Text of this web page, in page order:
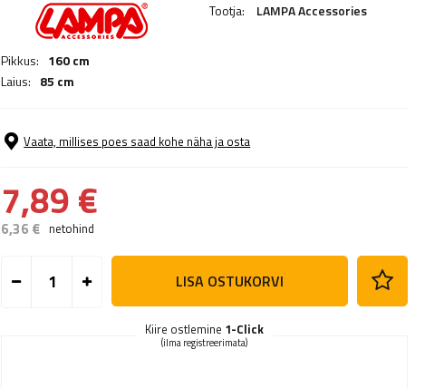
Tootja: LAMPA Accessories
Pikkus: 160 cm
Laius: 85 cm
Vaata, millises poes saad kohe näha ja osta
7,89 €
6,36 € netohind
LISA OSTUKORVI
Kiire ostlemine 1-Click
(ilma registreerimata)